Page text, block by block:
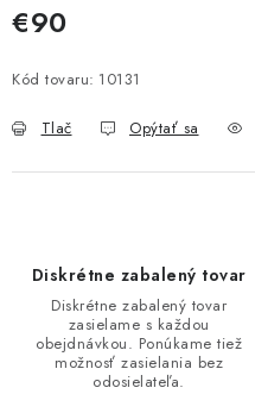
€90
Kód tovaru: 10131
Tlač Opýtať sa
Diskrétne zabalený tovar
Diskrétne zabalený tovar
zasielame s každou
obejdnávkou. Ponúkame tiež
možnosť zasielania bez
odosielateľa.